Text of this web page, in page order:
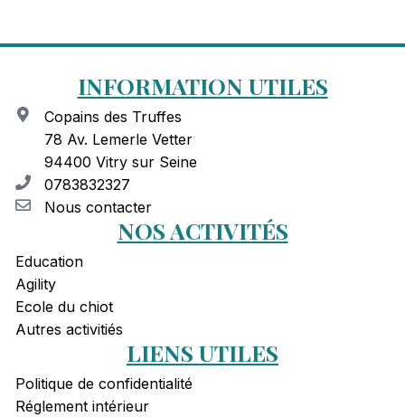
INFORMATION UTILES
Copains des Truffes
78 Av. Lemerle Vetter
94400 Vitry sur Seine
0783832327
Nous contacter
NOS ACTIVITÉS
Education
Agility
Ecole du chiot
Autres activitiés
LIENS UTILES
Politique de confidentialité
Réglement intérieur